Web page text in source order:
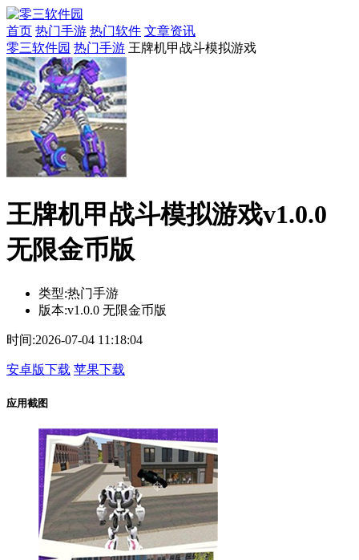
首页 热门手游 热门软件 文章资讯
零三软件园 热门手游 王牌机甲战斗模拟游戏
王牌机甲战斗模拟游戏v1.0.0
无限金币版
类型:热门手游
版本:v1.0.0 无限金币版
时间:2026-07-04 11:18:04
安卓版下载 苹果下载
应用截图